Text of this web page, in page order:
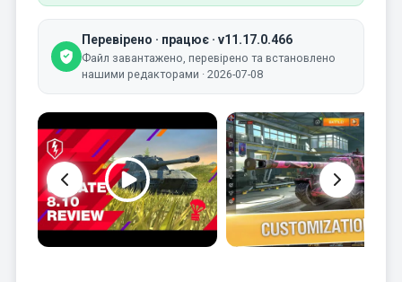
Перевірено · працює · v11.17.0.466
Файл завантажено, перевірено та встановлено
нашими редакторами · 2026-07-08